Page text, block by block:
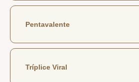
Pentavalente
Tríplice Viral